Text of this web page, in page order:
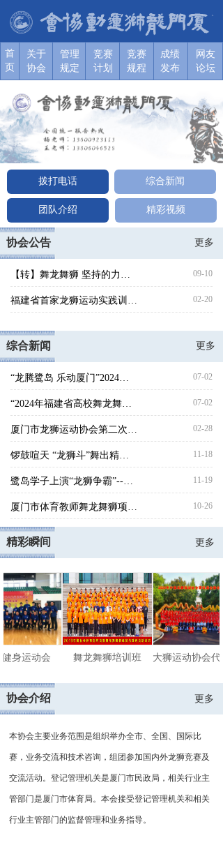
首
页
关于协
会
关于协
会
关于协
会
关于协
会
关于协
会
关于协
会
关于
协会
管理
规定
竞赛
计划
竞赛
规程
成绩
发布
网友
论坛
拨打电话 综合新闻
团队介绍 精彩视频
协会公告 更多
【转】舞龙舞狮 坚持的力量--吴泽荣 09-10
福建省首家龙狮运动实践训练基地在厦门市同安区祥桥社区居民委员会正式揭牌成立！ 02-20
综合新闻 更多
“龙腾鹭岛 乐动厦门”2024年厦门市青少年舞龙舞狮锦标赛圆满收官 07-02
“2024年福建省高校舞龙舞狮教练员、裁判员培训班”成功举办！ 07-02
厦门市龙狮运动协会第二次会员大会 暨第二届理事会换届大会胜利召开 02-28
锣鼓喧天 “龙狮斗”舞出精气神 ——2022 年厦门市青少年舞龙舞狮锦标赛 11-18
鹭岛学子上演“龙狮争霸”--2020年厦门市青少年舞龙舞狮锦标赛 11-19
厦门市体育教师舞龙舞狮项目培训班开班 10-26
精彩瞬间 更多
健身运动会 舞龙舞狮培训班 大狮运动协会
协会介绍 更多
本协会主要业务范围是组织举办全市、全国、国际比
赛，业务交流和技术咨询，组团参加国内外龙狮竞赛及
交流活动。登记管理机关是厦门市民政局，相关行业主
管部门是厦门市体育局。本会接受登记管理机关和相关
行业主管部门的监督管理和业务指导。